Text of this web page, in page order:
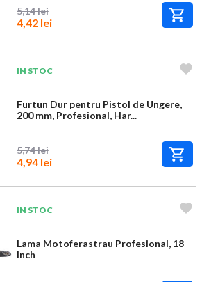
5,14 lei
4,42 lei
IN STOC
Furtun Dur pentru Pistol de Ungere,
200 mm, Profesional, Har...
5,74 lei
4,94 lei
IN STOC
Lama Motoferastrau Profesional, 18
Inch